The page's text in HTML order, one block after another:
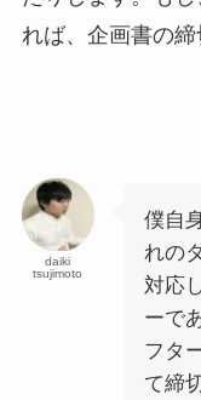
れば、企画書の締
daiki
tsujimoto
僕自
れの
対応
ーで
フタ
て締